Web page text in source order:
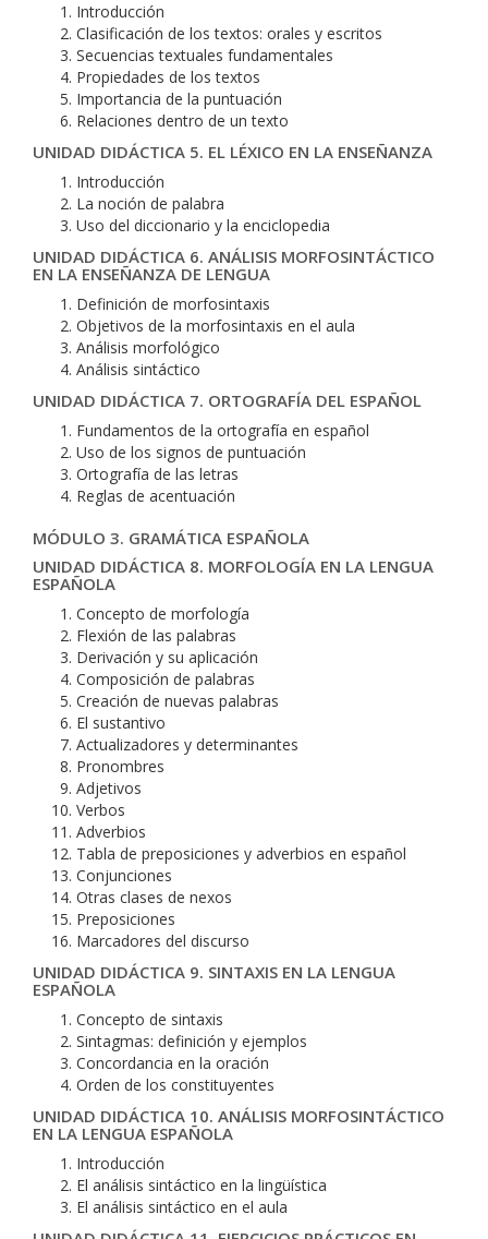
Introducción
Clasificación de los textos: orales y escritos
Secuencias textuales fundamentales
Propiedades de los textos
Importancia de la puntuación
Relaciones dentro de un texto
UNIDAD DIDÁCTICA 5. EL LÉXICO EN LA ENSEÑANZA
Introducción
La noción de palabra
Uso del diccionario y la enciclopedia
UNIDAD DIDÁCTICA 6. ANÁLISIS MORFOSINTÁCTICO
EN LA ENSEÑANZA DE LENGUA
Definición de morfosintaxis
Objetivos de la morfosintaxis en el aula
Análisis morfológico
Análisis sintáctico
UNIDAD DIDÁCTICA 7. ORTOGRAFÍA DEL ESPAÑOL
Fundamentos de la ortografía en español
Uso de los signos de puntuación
Ortografía de las letras
Reglas de acentuación
MÓDULO 3. GRAMÁTICA ESPAÑOLA
UNIDAD DIDÁCTICA 8. MORFOLOGÍA EN LA LENGUA
ESPAÑOLA
Concepto de morfología
Flexión de las palabras
Derivación y su aplicación
Composición de palabras
Creación de nuevas palabras
El sustantivo
Actualizadores y determinantes
Pronombres
Adjetivos
Verbos
Adverbios
Tabla de preposiciones y adverbios en español
Conjunciones
Otras clases de nexos
Preposiciones
Marcadores del discurso
UNIDAD DIDÁCTICA 9. SINTAXIS EN LA LENGUA
ESPAÑOLA
Concepto de sintaxis
Sintagmas: definición y ejemplos
Concordancia en la oración
Orden de los constituyentes
UNIDAD DIDÁCTICA 10. ANÁLISIS MORFOSINTÁCTICO
EN LA LENGUA ESPAÑOLA
Introducción
El análisis sintáctico en la lingüística
El análisis sintáctico en el aula